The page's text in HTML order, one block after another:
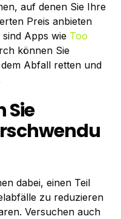
auf denen Sie Ihre
Preis anbieten
sind Apps wie Too
können Sie
Abfall retten und
Sie
dabei, einen Teil
zu reduzieren
Versuchen auch